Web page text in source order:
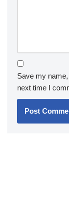
Save my
next time I